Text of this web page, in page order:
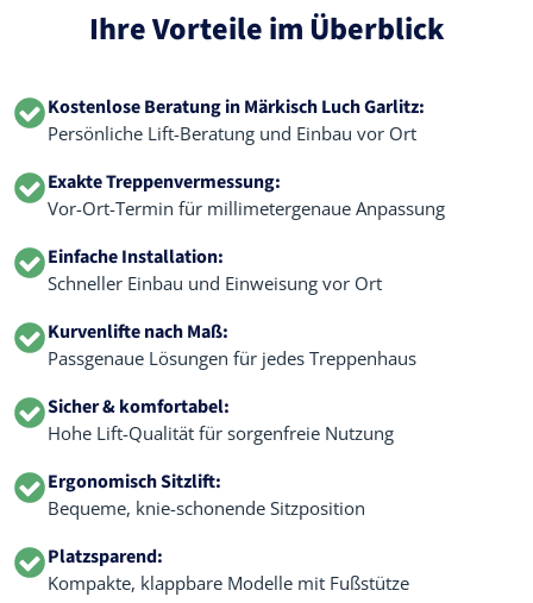
Ihre Vorteile im Überblick
Kostenlose Beratung in Märkisch Luch Garlitz:
Persönliche Lift-Beratung und Einbau vor Ort
Exakte Treppenvermessung:
Vor-Ort-Termin für millimetergenaue Anpassung
Einfache Installation:
Schneller Einbau und Einweisung vor Ort
Kurvenlifte nach Maß:
Passgenaue Lösungen für jedes Treppenhaus
Sicher & komfortabel:
Hohe Lift-Qualität für sorgenfreie Nutzung
Ergonomisch Sitzlift:
Bequeme, knie-schonende Sitzposition
Platzsparend:
Kompakte, klappbare Modelle mit Fußstütze